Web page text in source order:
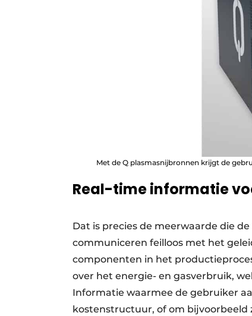
Met de Q plasmasnijbronnen krijgt de
Real-time informatie
Dat is precies de meerwaarde die
communiceren feilloos met het
componenten in het
over het energie- en gasverbruik,
Informatie waarmee de gebruiker
kostenstructuur, of om